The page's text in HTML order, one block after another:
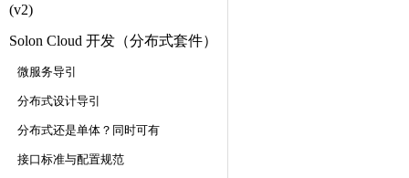
(v2)
Solon Cloud 开发（分布式套件）
微服务导引
分布式设计导引
分布式还是单体？同时可有
接口标准与配置规范